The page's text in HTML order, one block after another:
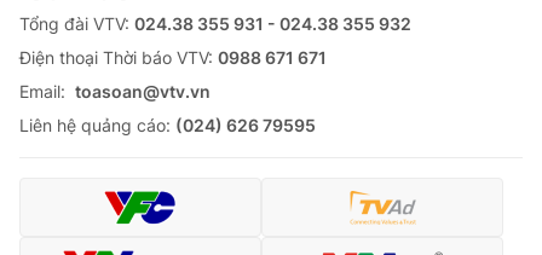
Tổng đài VTV: 024.38 355 931 - 024.38 355 932
Ðiện thoại Thời báo VTV: 0988 671 671
Email: toasoan@vtv.vn
Liên hệ quảng cáo: (024) 626 79595